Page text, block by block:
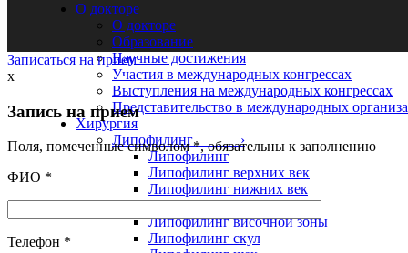
О докторе
О докторе
Образование
Научные достижения
Участия в международных конгрессах
Выступления на международных конгрессах
Представительство в международных
Хирургия
Липофилинг ›
Липофилинг
Липофилинг верхних век
Липофилинг нижних век
Липофилинг лица
Липофилинг височной зоны
Липофилинг скул
Записаться на прием
x
Запись на прием
Поля, помеченные символом*, обязательны к заполнению
ФИО *
Телефон *